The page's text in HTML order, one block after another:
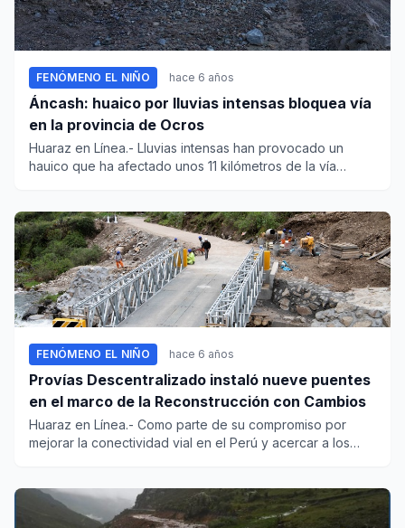
FENÓMENO EL NIÑO hace 6 años
Áncash: huaico por lluvias intensas bloquea vía
en la provincia de Ocros
Huaraz en Línea.- Lluvias intensas han provocado un
hauico que ha afectado unos 11 kilómetros de la vía
FENÓMENO EL NIÑO hace 6 años
Provías Descentralizado instaló nueve puentes
en el marco de la Reconstrucción con Cambios
Huaraz en Línea.- Como parte de su compromiso por
mejorar la conectividad vial en el Perú y acercar a los